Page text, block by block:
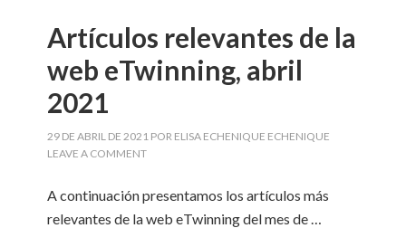
Artículos relevantes de la
web eTwinning, abril
2021
29 DE ABRIL DE 2021 POR ELISA ECHENIQUE ECHENIQUE
LEAVE A COMMENT
A continuación presentamos los artículos más
relevantes de la web eTwinning del mes de …